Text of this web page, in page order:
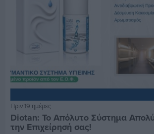
Πριν 19 ημέρες
Diotan: Το Απόλυτο Σύστημα
την Επιχείρησή σας!